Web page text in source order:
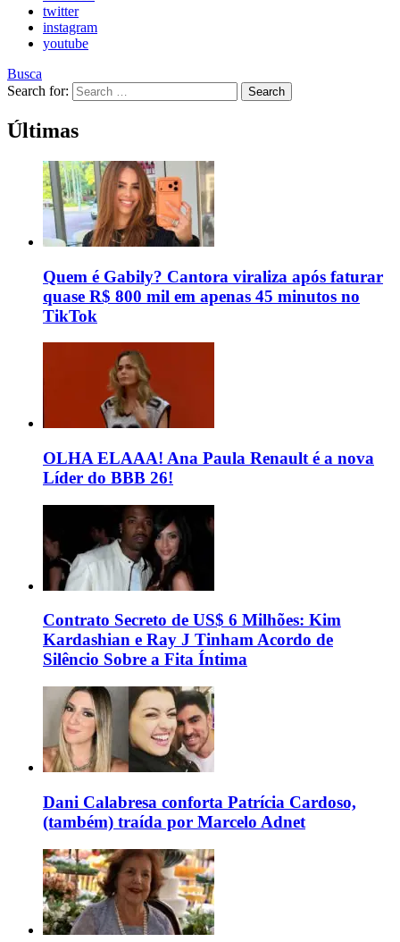
twitter
instagram
youtube
Busca
Search for:
Search
Últimas
Quem é Gabily? Cantora viraliza após faturar
quase R$ 800 mil em apenas 45 minutos no
TikTok
OLHA ELAAA! Ana Paula Renault é a nova
Líder do BBB 26!
Contrato Secreto de US$ 6 Milhões: Kim
Kardashian e Ray J Tinham Acordo de
Silêncio Sobre a Fita Íntima
Dani Calabresa conforta Patrícia Cardoso,
(também) traída por Marcelo Adnet